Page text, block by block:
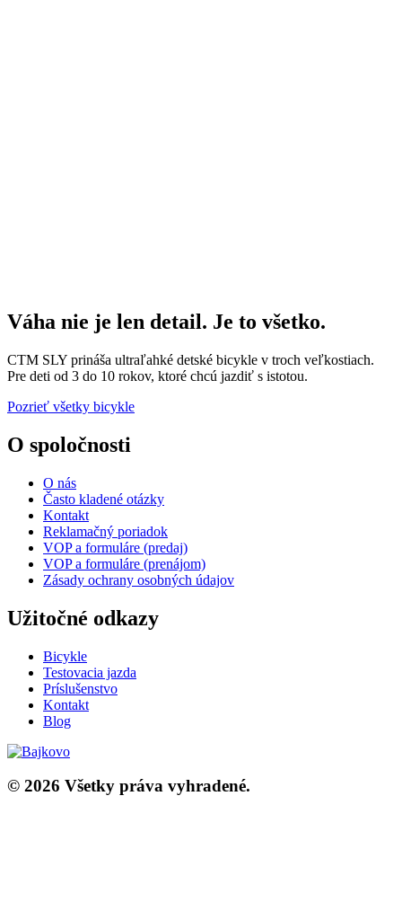
Váha nie je len detail. Je to všetko.
CTM SLY prináša ultraľahké detské bicykle v troch veľkostiach.
Pre deti od 3 do 10 rokov, ktoré chcú jazdiť s istotou.
Pozrieť všetky bicykle
O spoločnosti
O nás
Často kladené otázky
Kontakt
Reklamačný poriadok
VOP a formuláre (predaj)
VOP a formuláre (prenájom)
Zásady ochrany osobných údajov
Užitočné odkazy
Bicykle
Testovacia jazda
Príslušenstvo
Kontakt
Blog
© 2026 Všetky práva vyhradené.